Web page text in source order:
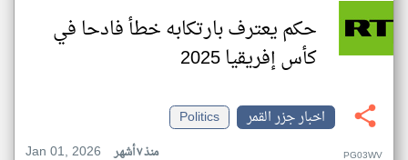
حكم يعترف بارتكابه خطأ فادحا في
كأس إفريقيا 2025
اخبار جزر القمر
Politics
Jan 01, 2026
منذ ٧ أشهر PG03WV